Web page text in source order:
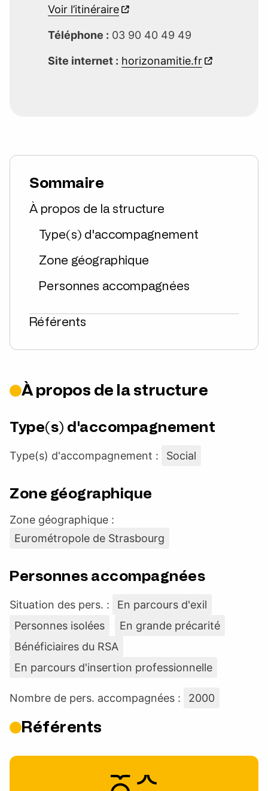
Voir l’itinéraire
Téléphone : 03 90 40 49 49
Site internet : horizonamitie.fr
Sommaire
À propos de la structure
Type(s) d'accompagnement
Zone géographique
Personnes accompagnées
Référents
À propos de la structure
Type(s) d'accompagnement
Type(s) d'accompagnement : Social
Zone géographique
Zone géographique :
Eurométropole de Strasbourg
Personnes accompagnées
Situation des pers. :
En parcours d'exil
Personnes isolées
En grande précarité
Bénéficiaires du RSA
En parcours d'insertion professionnelle
Nombre de pers. accompagnées : 2000
Référents